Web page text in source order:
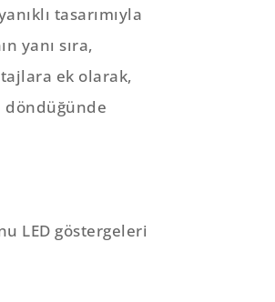
tasarımıyla
yanı sıra,
ek olarak,
döndüğünde
LED göstergeleri